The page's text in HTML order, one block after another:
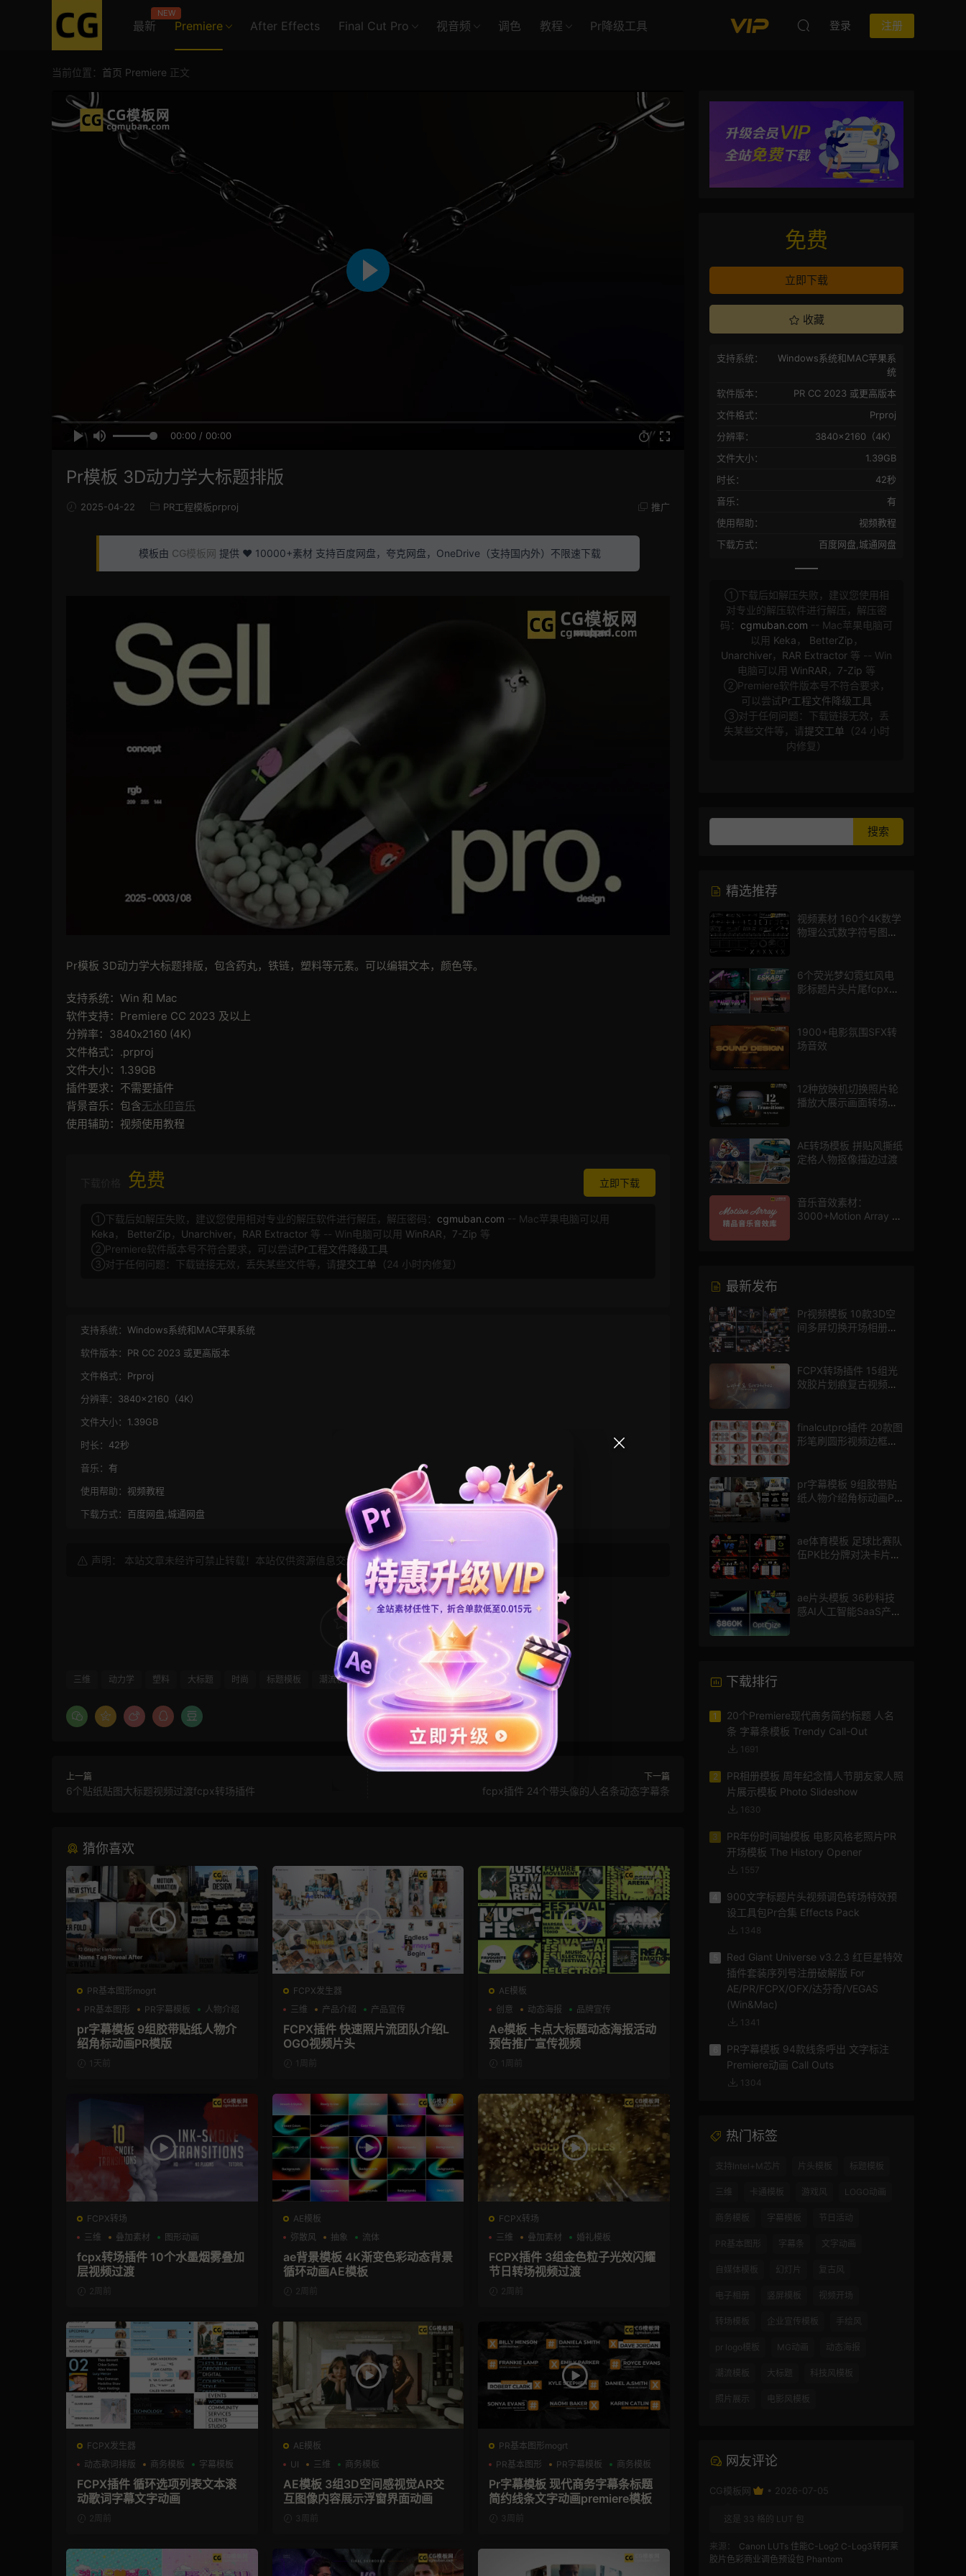
最新
NEW
Premiere After Effects Final Cut Pro 视音频 调色 教程 Pr降级工具 登录 注册
当前位置： 首页 Premiere 正文
00:00 / 00:00
Pr模板 3D动力学大标题排版
2025-04-22 PR工程模板prproj 推广
模板由 CG模板网 提供 ❤️ 10000+素材 支持百度网盘，夸克网盘，OneDrive（支持国内外）不限速下载
Pr模板 3D动力学大标题排版，包含药丸，铁链，塑料等元素。可以编辑文本，颜色等。
支持系统：Win 和 Mac
软件支持：Premiere CC 2023 及以上
分辨率：3840x2160 (4K)
文件格式：.prproj
文件大小：1.39GB
插件要求：不需要插件
背景音乐：包含无水印音乐
使用辅助：视频使用教程
免费 立即下载
①下载后如解压失败，建议您使用相对专业的解压软件进行解压，解压密码： cgmuban.com -- Mac苹果电脑可以用
Keka ， BetterZip ， Unarchiver， RAR Extractor 等 -- Win电脑可以用 WinRAR ， 7-Zip 等
②Premiere软件版本号不符合要求，可以尝试Pr工程文件降级工具
③对于任何问题：下载链接无效，丢失某些文件等，请提交工单 （24 小时内修复）
支持系统： Windows系统和MAC苹果系统
软件版本： PR CC 2023 或更高版本
文件格式： Prproj
分辨率： 3840×2160（4K）
文件大小： 1.39GB
时长： 42秒
音乐： 有
使用帮助： 视频教程
下载方式： 百度网盘,城通网盘
声明： 本站文章未经许可禁止转载！本站仅供资源信息交流学习， 版权说明点此了解！
0
三维 动力学 塑料 大标题 时尚 标题模板 潮流模板 铁链
上一篇
6个贴纸贴图大标题视频过渡fcpx转场插件
下一篇
fcpx插件 24个带头像的人名条动态字幕条
猜你喜欢
PR基本图形mogrt
PR基本图形
PR字幕模板 人物介绍
pr字幕模板 9组胶带贴纸人物介
绍角标动画PR模版
1天前
FCPX发生器
三维
产品介绍 产品宣传
FCPX插件 快速照片流团队介绍L
OGO视频片头
1周前
AE模板
创意
动态海报 品牌宣传
Ae模板 卡点大标题动态海报活动
预告推广宣传视频
1周前
FCPX转场
三维
叠加素材 图形动画
fcpx转场插件 10个水墨烟雾叠加
层视频过渡
2周前
AE模板
弥散风
抽象 流体
ae背景模板 4K渐变色彩动态背景
循环动画AE模板
2周前
FCPX转场
三维
叠加素材 婚礼模板
FCPX插件 3组金色粒子光效闪耀
节日转场视频过渡
2周前
FCPX发生器
动态歌词排版
商务模板 字幕模板
FCPX插件 循环选项列表文本滚
动歌词字幕文字动画
2周前
AE模板
UI
三维 商务模板
AE模板 3组3D空间感视觉AR交
互图像内容展示浮窗界面动画
3周前
PR基本图形mogrt
PR基本图形
PR字幕模板 商务模板
Pr字幕模板 现代商务字幕条标题
简约线条文字动画premiere模板
3周前
免费
立即下载
收藏
支持系统：
Windows系统和MAC苹果系
统
软件版本：
PR CC 2023 或更高版本
文件格式：
Prproj
分辨率：
3840×2160（4K）
文件大小：
1.39GB
时长：
42秒
音乐：
有
使用帮助：
视频教程
下载方式：
百度网盘,城通网盘
①下载后如解压失败，建议您使用相
对专业的解压软件进行解压，解压密
码： cgmuban.com -- Mac苹果电脑可
以用 Keka ， BetterZip ，
Unarchiver， RAR Extractor 等 -- Win
电脑可以用 WinRAR ， 7-Zip 等
②Premiere软件版本号不符合要求，
可以尝试Pr工程文件降级工具
③对于任何问题：下载链接无效，丢
失某些文件等，请提交工单 （24 小时
内修复）
精选推荐
视频素材 160个4K数学
物理公式数字符号图标
6个荧光梦幻霓虹风电
影标题片头片尾fcpx插
1900+电影氛围SFX转
场音效
12种放映机切换照片轮
播放大展示画面转场动
AE转场模板 拼贴风撕纸
定格人物抠像描边过渡
音乐音效素材：
3000+Motion Array 影
最新发布
Pr视频模板 10款3D空
间多屏切换开场相册视
FCPX转场插件 15组光
效胶片划痕复古视频过
finalcutpro插件 20款图
形笔刷圆形视频边框遮
pr字幕模板 9组胶带贴
纸人物介绍角标动画PR
ae体育模板 足球比赛队
伍PK比分牌对决卡片球
ae片头模板 36秒科技
感AI人工智能SaaS产品
下载排行
1
20个Premiere现代商务简约标题 人名
条 字幕条模板 Trendy Call-Out
1691
2
PR相册模板 周年纪念情人节朋友家人照
片展示模板 Photo Slideshow
1630
3
PR年份时间轴模板 电影风格老照片PR
开场模板 The History Opener
1557
900文字标题片头视频调色转场特效预
设工具包Pr合集 Effects Pack
1348
Red Giant Universe v3.2.3 红巨星特效
插件套装序列号注册破解版 For
AE/PR/FCPX/OFX/达芬奇/VEGAS
(Win&Mac)
1341
PR字幕模板 94款线条呼出 文字标注
Premiere动画 Call Outs
1304
热门标签
支持Intel+M芯片 片头模板 标题模板
三维 卡通模板 游戏风 LOGO动画
商务模板 字幕模板 节日活动
PR基本图形 字幕条 文字动画
自媒体模板 幻灯片 复古风
电子相册 竖屏模板 视频开场
转场模板 企业宣传模板 手绘风
pr logo模板 MG动画 动态海报
潮流模板 大标题 科技风模板
照片展示 电影风模板
网友评论
CG模板网 • 2026-07-05
这是 33 格的 LUT 包
来源：
Canon LUTs 佳能C-Log2 C-Log3转阿莱
胶片色彩商业调色预设包 Phantom